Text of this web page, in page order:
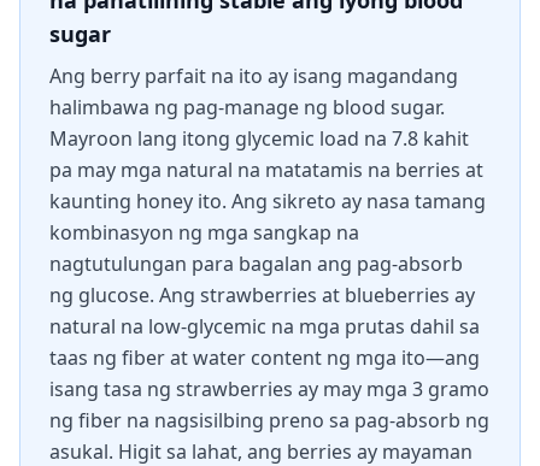
sugar
Ang berry parfait na ito ay isang magandang
halimbawa ng pag-manage ng blood sugar.
Mayroon lang itong glycemic load na 7.8 kahit
pa may mga natural na matatamis na berries at
kaunting honey ito. Ang sikreto ay nasa tamang
kombinasyon ng mga sangkap na
nagtutulungan para bagalan ang pag-absorb
ng glucose. Ang strawberries at blueberries ay
natural na low-glycemic na mga prutas dahil sa
taas ng fiber at water content ng mga ito—ang
isang tasa ng strawberries ay may mga 3 gramo
ng fiber na nagsisilbing preno sa pag-absorb ng
asukal. Higit sa lahat, ang berries ay mayaman